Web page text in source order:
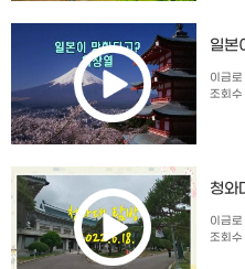
일본
이금로
조회수
청와
이금로
조회수